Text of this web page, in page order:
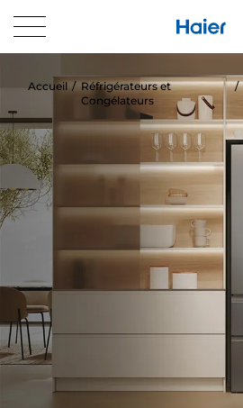
Accueil
Réfrigérateurs et
Congélateurs